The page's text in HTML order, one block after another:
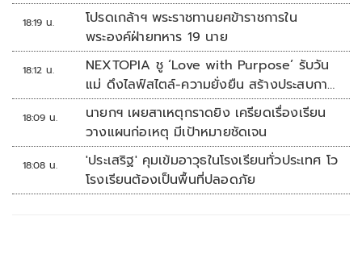
18:19 น.
โปรดเกล้าฯ พระราชทานยศข้าราชการใน
พระองค์ฝ่ายทหาร 19 นาย
18:12 น.
NEXTOPIA ชู ‘Love with Purpose’ รับวัน
แม่ ดึงไลฟ์สไตล์-ความยั่งยืน สร้างประสบกา
รณ์ช้อปปิงมีความหมาย
18:09 น.
นายกฯ เผยสาเหตุกราดยิง เครียดเรื่องเรียน
วางแผนก่อเหตุ มีเป้าหมายชัดเจน
18:08 น.
'ประเสริฐ' คุมเข้มอาวุธในโรงเรียนทั่วประเทศ โว
โรงเรียนต้องเป็นพื้นที่ปลอดภัย